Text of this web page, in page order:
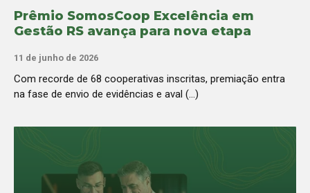
Prêmio SomosCoop Excelência em
Gestão RS avança para nova etapa
11 de junho de 2026
Com recorde de 68 cooperativas inscritas, premiação entra
na fase de envio de evidências e aval (...)